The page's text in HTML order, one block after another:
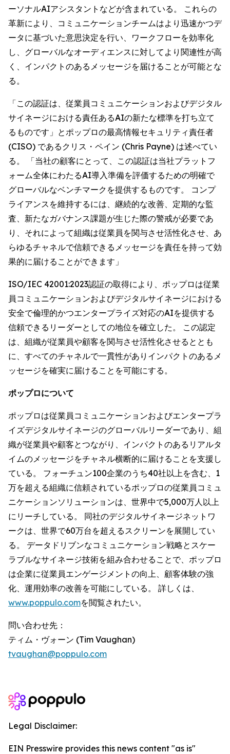
ーソナルAIアシスタントなどが含まれている。 これらの
革新により、コミュニケーションチームはより迅速かつデ
ータに基づいた意思決定を行い、ワークフローを効率化
し、グローバルなオーディエンスに対してより関連性が高
く、インパクトのあるメッセージを届けることが可能とな
る。
「この認証は、従業員コミュニケーションおよびデジタル
サイネージにおける責任あるAIの新たな標準を打ち立て
るものです」とポップロの最高情報セキュリティ責任者
(CISO) であるクリス・ペイン (Chris Payne) は述べてい
る。 「当社の顧客にとって、この認証は当社プラットフ
ォーム全体にわたるAI導入準備を評価するための明確で
グローバルなベンチマークを提供するものです。 コンプ
ライアンスを維持するには、継続的な改善、定期的な監
査、新たなガバナンス課題が生じた際の警戒が必要であ
り、それによって組織は従業員を関与させ活性化させ、あ
らゆるチャネルで信頼できるメッセージを責任を持って効
果的に届けることができます」
ISO/IEC 42001:2023認証の取得により、ポップロは従業
員コミュニケーションおよびデジタルサイネージにおける
安全で倫理的かつエンタープライズ対応のAIを提供する
信頼できるリーダーとしての地位を確立した。 この認定
は、組織が従業員や顧客を関与させ活性化させるととも
に、すべてのチャネルで一貫性がありインパクトのあるメ
ッセージを確実に届けることを可能にする。
ポップロについて
ポップロは従業員コミュニケーションおよびエンタープラ
イズデジタルサイネージのグローバルリーダーであり、組
織が従業員や顧客とつながり、インパクトのあるリアルタ
イムのメッセージをチャネル横断的に届けることを支援し
ている。 フォーチュン100企業のうち40社以上を含む、1
万を超える組織に信頼されているポップロの従業員コミュ
ニケーションソリューションは、世界中で5,000万人以上
にリーチしている。 同社のデジタルサイネージネットワ
ークは、世界で60万台を超えるスクリーンを展開してい
る。 データドリブンなコミュニケーション戦略とスケー
ラブルなサイネージ技術を組み合わせることで、ポップロ
は企業に従業員エンゲージメントの向上、顧客体験の強
化、運用効率の改善を可能にしている。 詳しくは、
www.poppulo.comを閲覧されたい。
問い合わせ先：
ティム・ヴォーン (Tim Vaughan)
tvaughan@poppulo.com
Legal Disclaimer:
EIN Presswire provides this news content "as is"